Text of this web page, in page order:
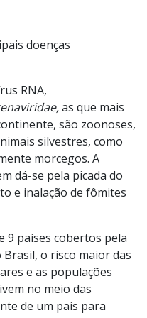
doenças
RNA,
as que mais
são zoonoses,
silvestres, como
morcegos. A
dá-se pela picada do
e inalação de fômites
9 países cobertos pela
o risco maior das
e as populações
no meio das
de um país para